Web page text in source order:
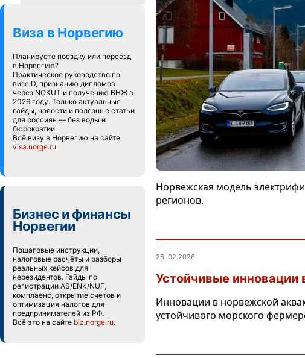
Виза в Норвегию
Планируете поездку или переезд
в Норвегию?
Практическое руководство по
визе D, признанию дипломов
через NOKUT и получению ВНЖ в
2026 году. Только актуальные
гайды, новости и полезные статьи
для россиян — без воды и
бюрократии.
Всё визу в Норвегию на сайте
visa.norge.ru.
Бизнес и финансы
Норвегии
Пошаговые инструкции,
налоговые расчёты и разборы
реальных кейсов для
нерезидентов. Гайды по
регистрации AS/ENK/NUF,
комплаенс, открытие счетов и
оптимизация налогов для
предпринимателей из РФ.
Всё это на сайте biz.norge.ru.
Норвежская модель
регионов.
26. 02.2026
Устойчивые инновации
Инновации в норвежской
устойчивого морского